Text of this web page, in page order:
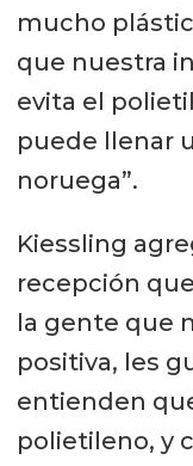
mucho
que nuestra
evita el
puede llenar
noruega”.
Kiessling
recepción
la gente que
positiva, les
entienden
polietileno, y